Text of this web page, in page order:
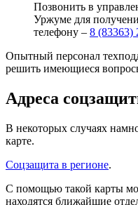
Позвонить в
Уржуме для
телефону – 8 (83363)
Опытный персонал
решить имеющиеся
Адреса
В некоторых случаях
карте.
Соцзащита в регионе.
С помощью такой карты
находятся ближайшие